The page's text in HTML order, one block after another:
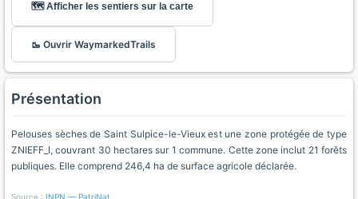
🗺️ Afficher les sentiers sur la carte
🥾 Ouvrir WaymarkedTrails
Présentation
Pelouses sèches de Saint Sulpice-le-Vieux est une zone protégée de type
ZNIEFF_I, couvrant 30 hectares sur 1 commune. Cette zone inclut 21 forêts
publiques. Elle comprend 246,4 ha de surface agricole déclarée.
Source : INPN — PatriNat